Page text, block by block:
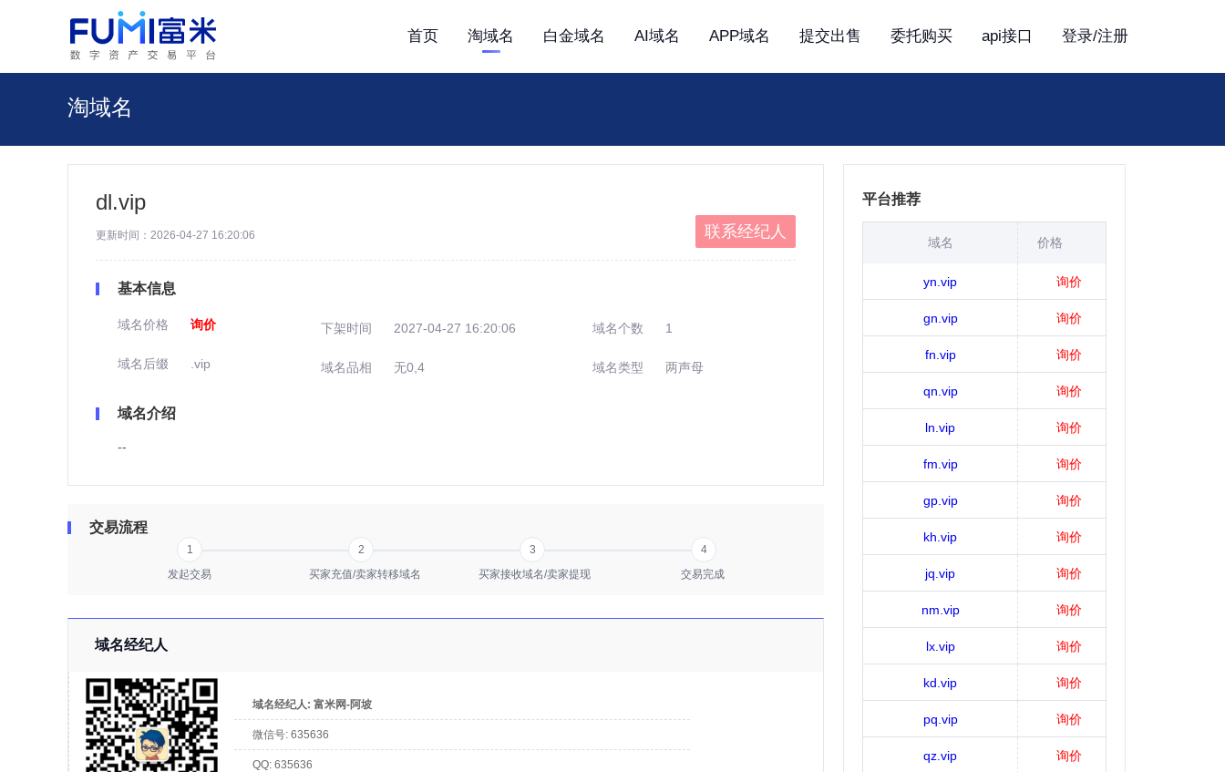
首页 淘域名 白金域名 AI域名 APP域名 提交出售 委托购买 api接口 登录/注册
淘域名
dl.vip
更新时间：2026-04-27 16:20:06 联系经纪人
基本信息
域名价格 询价 下架时间 2027-04-27 16:20:06 域名个数 1
域名后缀 .vip 域名品相 无0,4 域名类型 两声母
域名介绍
--
交易流程
1 2 3
4
发起交易
买家充值/卖家转移域名 买家接收域名/卖家提现 交易完成
域名经纪人
域名经纪人: 富米网-阿坡
微信号: 635636
QQ: 635636
平台推荐
域名 价格
yn.vip 询价
gn.vip 询价
fn.vip 询价
qn.vip 询价
ln.vip 询价
fm.vip 询价
gp.vip 询价
kh.vip 询价
jq.vip 询价
nm.vip 询价
lx.vip 询价
kd.vip 询价
pq.vip 询价
qz.vip 询价